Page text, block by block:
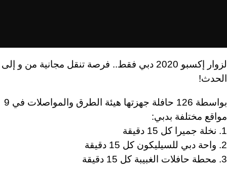
لزوار إكسبو 2020 دبي فقط.. فرصة تنقل مجانية من و إلى
الحدث!
بواسطة 126 حافلة جهزتها هيئة الطرق والمواصلات في 9
مواقع مختلفة بدبي:
1. نخلة جميرا كل 15 دقيقة
2. واحة دبي للسيليكون كل 15 دقيقة
3. محطة حافلات الغبيبة كل 15 دقيقة